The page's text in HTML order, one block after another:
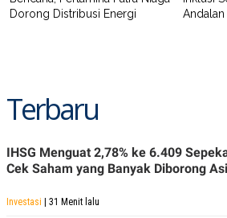
Dorong Distribusi Energi
Terbaru
IHSG Menguat 2,78% ke 6.409
Cek Saham yang Banyak Diborong
Investasi | 31 Menit lalu